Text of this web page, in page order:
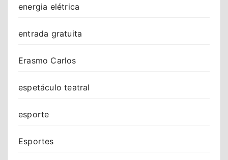
energia elétrica
entrada gratuita
Erasmo Carlos
espetáculo teatral
esporte
Esportes